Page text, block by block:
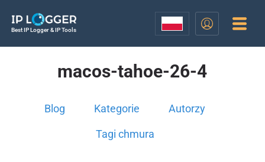
Best IP Logger & IP Tools
macos-tahoe-26-4
Blog Kategorie Autorzy
Tagi chmura